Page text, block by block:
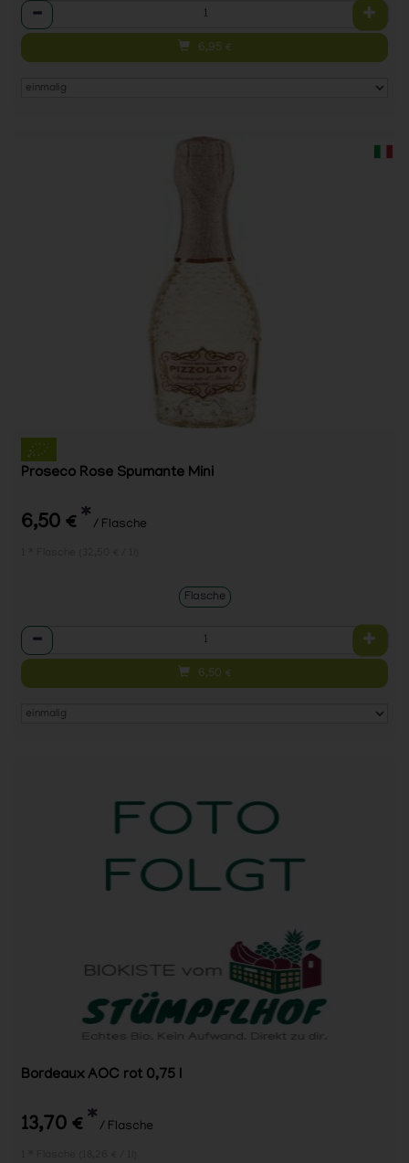
Anzahl
6,95 €
Proseco Rose Spumante Mini
6,50 € * / Flasche
Flasche
Anzahl
6,50 €
Bordeaux AOC rot 0,75 l
13,70 € * / Flasche